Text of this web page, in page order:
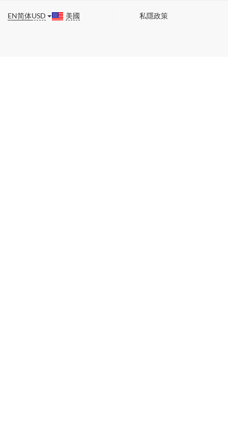
EN简体USD 美國 私隱政策